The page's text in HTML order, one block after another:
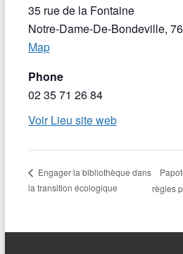
35 rue de la Fontaine
Notre-Dame-De-Bondeville,
Map
Phone
02 35 71 26 84
Voir Lieu site web
Engager la bibliothèque dans
la transition écologique
règles